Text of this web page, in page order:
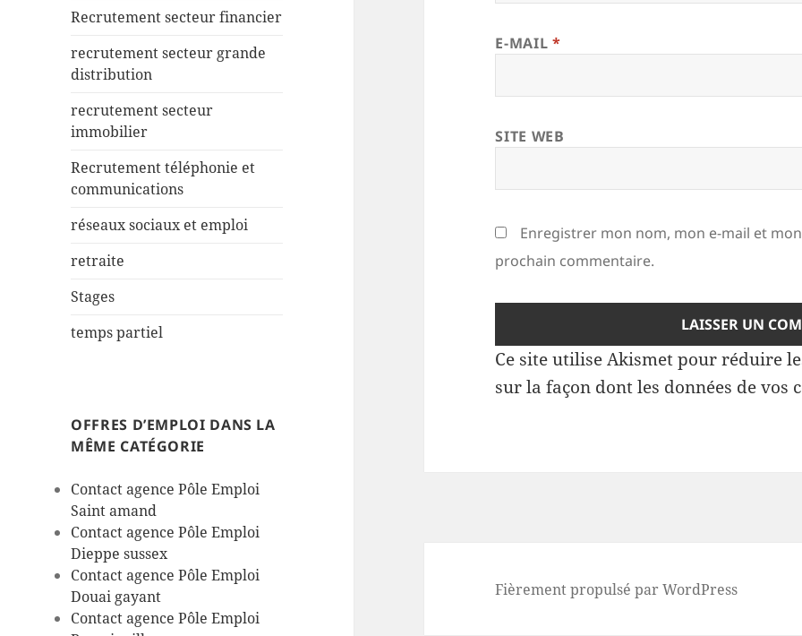
Recrutement secteur financier
recrutement secteur grande
distribution
recrutement secteur
immobilier
Recrutement téléphonie et
communications
réseaux sociaux et emploi
retraite
Stages
temps partiel
OFFRES D’EMPLOI DANS LA
MÊME CATÉGORIE
Contact agence Pôle Emploi
Saint amand
Contact agence Pôle Emploi
Dieppe sussex
Contact agence Pôle Emploi
Douai gayant
Contact agence Pôle Emploi
E-MAIL *
SITE WEB
Enregistrer mon nom, mon e-mail et
prochain commentaire.
Ce site utilise Akismet pour réduire
sur la façon dont les données de vos
Fièrement propulsé par WordPress